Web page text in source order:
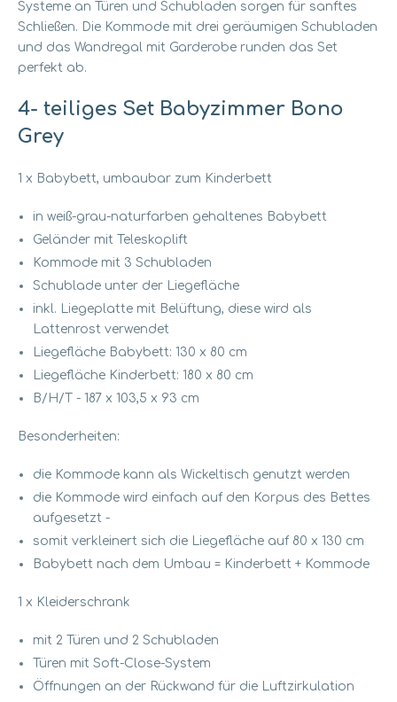
Systeme an Türen und Schubladen sorgen für sanftes
Schließen. Die Kommode mit drei geräumigen Schubladen
und das Wandregal mit Garderobe runden das Set
perfekt ab.
4- teiliges Set Babyzimmer Bono
Grey
1 x Babybett, umbaubar zum Kinderbett
in weiß-grau-naturfarben gehaltenes Babybett
Geländer mit Teleskoplift
Kommode mit 3 Schubladen
Schublade unter der Liegefläche
inkl. Liegeplatte mit Belüftung, diese wird als
Lattenrost verwendet
Liegefläche Babybett: 130 x 80 cm
Liegefläche Kinderbett: 180 x 80 cm
B/H/T - 187 x 103,5 x 93 cm
Besonderheiten:
die Kommode kann als Wickeltisch genutzt werden
die Kommode wird einfach auf den Korpus des Bettes
aufgesetzt -
somit verkleinert sich die Liegefläche auf 80 x 130 cm
Babybett nach dem Umbau = Kinderbett + Kommode
1 x Kleiderschrank
mit 2 Türen und 2 Schubladen
Türen mit Soft-Close-System
Öffnungen an der Rückwand für die Luftzirkulation